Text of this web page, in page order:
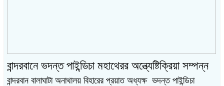
বান্দরবানে ভদন্ত পাইন্ডিচা মহাথেরর অন্ত্যেষ্টিক্রিয়া সম্পন্ন
বান্দরবান বালাঘাটা অনাথালয় বিহারের প্রয়াত অধ্যক্ষ ভদন্ত পাইন্ডিচা